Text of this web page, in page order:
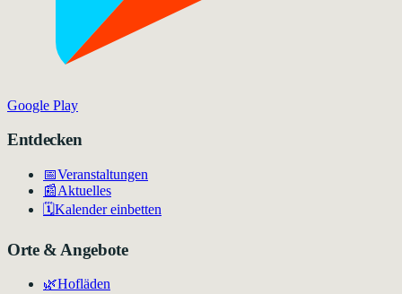
Google Play
Entdecken
📅Veranstaltungen
📰Aktuelles
🗓️Kalender einbetten
Orte & Angebote
🌿Hofläden